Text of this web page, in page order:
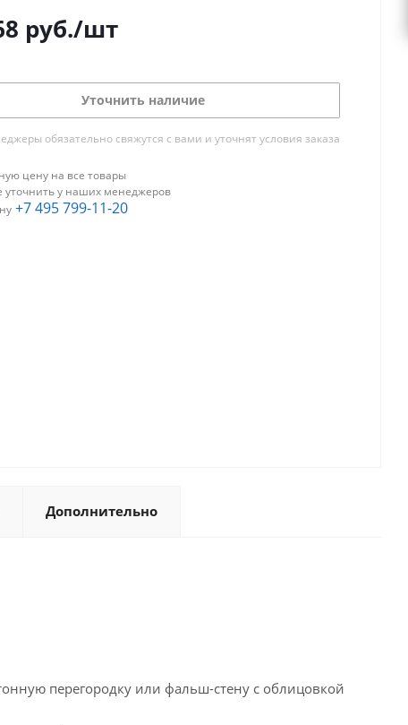
руб./шт
Уточнить наличие
обязательно свяжутся с вами и уточнят условия заказа
цену на все товары
уточнить у наших менеджеров
+7 495 799-11-20
Дополнительно
перегородку или фальш-стену с облицовкой